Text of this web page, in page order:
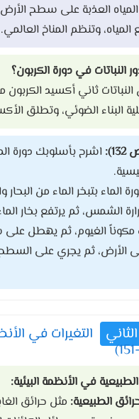
العذبة على سطح
وتنظم المناخ العالمي.
النباتات في دورة الكربون؟
ثاني أكسيد الكربون
البناء الضوئي، وتطلق
اشرح بأسلوبك دورة
الماء بتبخر الماء من
الشمس، ثم يرتفع بخار
مكوناً الغيوم، ثم يهطل
الأرض، ثم يجري على
التغيرات في
في الأنظمة البيئية:
الطبيعية: مثل حرائق